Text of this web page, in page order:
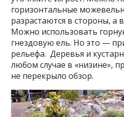
горизонтальные
разрастаются в стороны, а
Можно использовать
гнездовую ель. Но это —
рельефа. Деревья и
любом случае в «низине»,
не перекрыло обзор.